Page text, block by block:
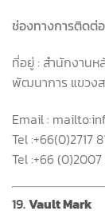
ช่องทางการติดต่อ
ที่อยู่: สำนักงานห
พัฒนาการ แขวง
Email :
Tel :+66(0)2717
Tel :+66
19.Vault Mark